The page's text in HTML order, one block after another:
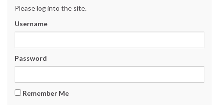
Please log into the site.
Username
Password
Remember Me